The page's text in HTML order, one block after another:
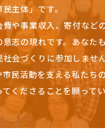
主体」です。
や事業収入、寄付など
志の現れです。 あなた
会づくりに参加しませ
民活動を支える私たち
くださることを願って